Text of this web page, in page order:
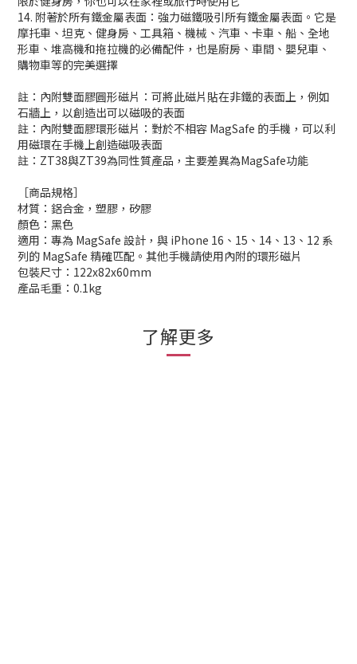
14. 附著於所有鐵金屬表面：強力磁鐵吸引所有鐵金屬表面。它是
摩托車、坦克、健身房、工具箱、機械、汽車、卡車、船、全地
形車、堆高機和拖拉機的必備配件，也是廚房、車間、嬰兒車、
購物車等的完美選擇
註：內附雙面膠圓形磁片：可將此磁片貼在非鐵的表面上，例如
石牆上，以創造出可以磁吸的表面
註：內附雙面膠環形磁片：對於不相容 MagSafe 的手機，可以利
用磁環在手機上創造磁吸表面
註：ZT38與ZT39為同性質產品，主要差異為MagSafe功能
［商品規格］
材質：鋁合金，塑膠，矽膠
顏色：黑色
適用：專為 MagSafe 設計，與 iPhone 16、15、14、13、12 系
列的 MagSafe 精確匹配。其他手機請使用內附的環形磁片
包裝尺寸：122x82x60mm
產品毛重：0.1kg
了解更多